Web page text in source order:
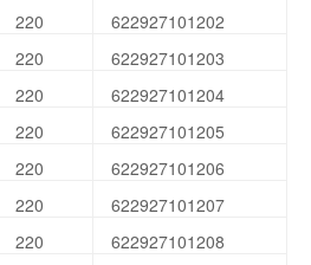
220
622927101202
220
622927101203
220
622927101204
220
622927101205
220
622927101206
220
622927101207
220
622927101208